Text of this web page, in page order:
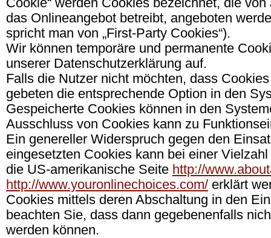
das Onlineangebot betreibt, angeboten
spricht man von „First-Party Cookies“).
Wir können temporäre und permanente
unserer Datenschutzerklärung auf.
Falls die Nutzer nicht möchten, dass
gebeten die entsprechende Option in den
Gespeicherte Cookies können in den
Ausschluss von Cookies kann zu
Ein genereller Widerspruch gegen den
eingesetzten Cookies kann bei einer
die US-amerikanische Seite http://
http://www.youronlinechoices.com/ erklärt
Cookies mittels deren Abschaltung in den
beachten Sie, dass dann gegebenenfalls
werden können.